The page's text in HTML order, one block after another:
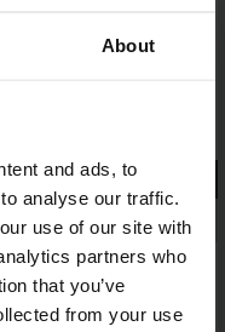
About
and ads, to
analyse our traffic.
use of our site with
partners who
that you’ve
from your use